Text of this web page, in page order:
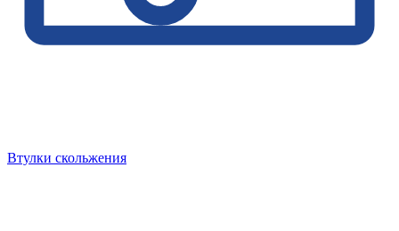
Втулки скольжения